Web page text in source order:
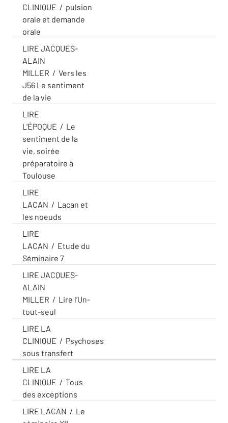
CLINIQUE / pulsion
orale et demande
orale
LIRE JACQUES-
ALAIN
MILLER / Vers les
J56 Le sentiment
de la vie
LIRE
L'ÉPOQUE / Le
sentiment de la
vie, soirée
préparatoire à
Toulouse
LIRE
LACAN / Lacan et
les noeuds
LIRE
LACAN / Etude du
Séminaire 7
LIRE JACQUES-
ALAIN
MILLER / Lire l’Un-
tout-seul
LIRE LA
CLINIQUE / Psychoses
sous transfert
LIRE LA
CLINIQUE / Tous
des exceptions
LIRE LACAN / Le